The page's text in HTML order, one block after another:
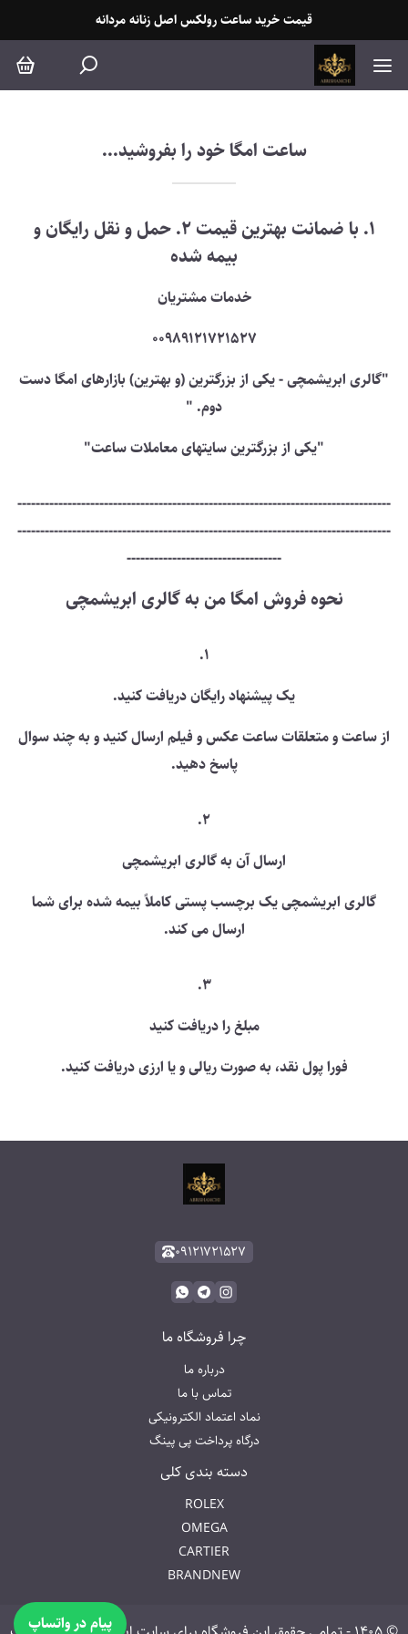
قیمت خرید ساعت رولکس اصل زنانه مردانه
ساعت امگا خود را بفروشید...
1. با ضمانت بهترین قیمت 2. حمل و نقل رایگان و
بیمه شده
خدمات مشتریان
00989121721527
"گالری ابریشمچی - یکی از بزرگترین (و بهترین) بازارهای امگا دست
دوم. "
"یکی از بزرگترین سایتهای معاملات ساعت"
----------------------------------------------------------------------------------
----------------------------------------------------------------------------------
----------------------------------
نحوه فروش امگا من به گالری ابریشمچی
1.
یک پیشنهاد رایگان دریافت کنید.
از ساعت و متعلقات ساعت عکس و فیلم ارسال کنید و به چند سوال
پاسخ دهید.
2.
ارسال آن به گالری ابریشمچی
گالری ابریشمچی یک برچسب پستی کاملاً بیمه شده برای شما
ارسال می کند.
3.
مبلغ را دریافت کنید
فورا پول نقد، به صورت ریالی و یا ارزی دریافت کنید.
۰۹۱۲۱۷۲۱۵۲۷
چرا فروشگاه ما
درباره ما
تماس با ما
نماد اعتماد الکترونیکی
درگاه پرداخت پی پینگ
دسته بندی کلی
ROLEX
OMEGA
CARTIER
BRANDNEW
پیام در واتساپ